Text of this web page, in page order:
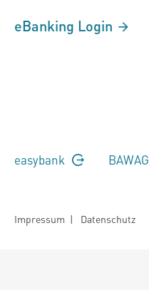
eBanking Login
easybank BAWAG
Impressum | Datenschutz